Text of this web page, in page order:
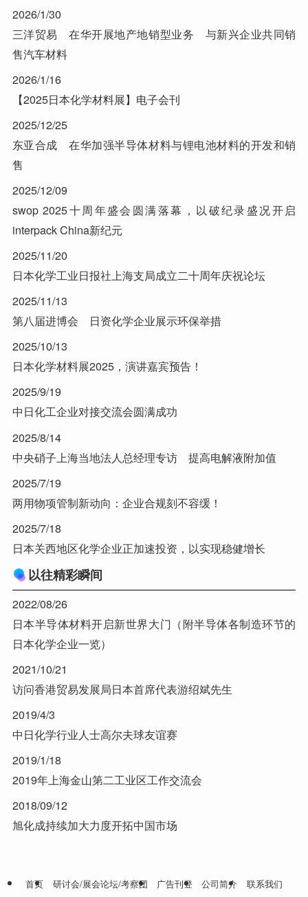
2026/1/30
三洋贸易 在华开展地产地销型业务 与新兴企业共同销
售汽车材料
2026/1/16
【2025日本化学材料展】电子会刊
2025/12/25
东亚合成 在华加强半导体材料与锂电池材料的开发和销
售
2025/12/09
swop 2025十周年盛会圆满落幕，以破纪录盛况开启
interpack China新纪元
2025/11/20
日本化学工业日报社上海支局成立二十周年庆祝论坛
2025/11/13
第八届进博会 日资化学企业展示环保举措
2025/10/13
日本化学材料展2025，演讲嘉宾预告！
2025/9/19
中日化工企业对接交流会圆满成功
2025/8/14
中央硝子上海当地法人总经理专访 提高电解液附加值
2025/7/19
两用物项管制新动向：企业合规刻不容缓！
2025/7/18
日本关西地区化学企业正加速投资，以实现稳健增长
以往精彩瞬间
2022/08/26
日本半导体材料开启新世界大门（附半导体各制造环节的
日本化学企业一览）
2021/10/21
访问香港贸易发展局日本首席代表游绍斌先生
2019/4/3
中日化学行业人士高尔夫球友谊赛
2019/1/18
2019年上海金山第二工业区工作交流会
2018/09/12
旭化成持续加大力度开拓中国市场
首页 研讨会/展会论坛/考察团 广告刊登 公司简介
联系我们